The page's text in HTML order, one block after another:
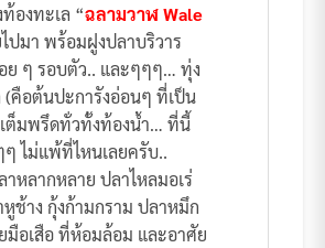
องทะเล “ฉลามวาฬ Wale
ไปมา พร้อมฝูงปลาบริวาร
ย ๆ รอบตัว.. และๆๆๆ… ทุ่ง
(คือต้นปะการังอ่อนๆ ที่เป็น
ต็มพรึดทั่วทั้งท้องน้ำ… ที่นี้
ไม่แพ้ที่ไหนเลยครับ..
หลากหลาย ปลาไหลมอเร่
หูช้าง กุ้งก้ามกราม ปลาหมึก
มือเสือ ที่ห้อมล้อม และอาศัย